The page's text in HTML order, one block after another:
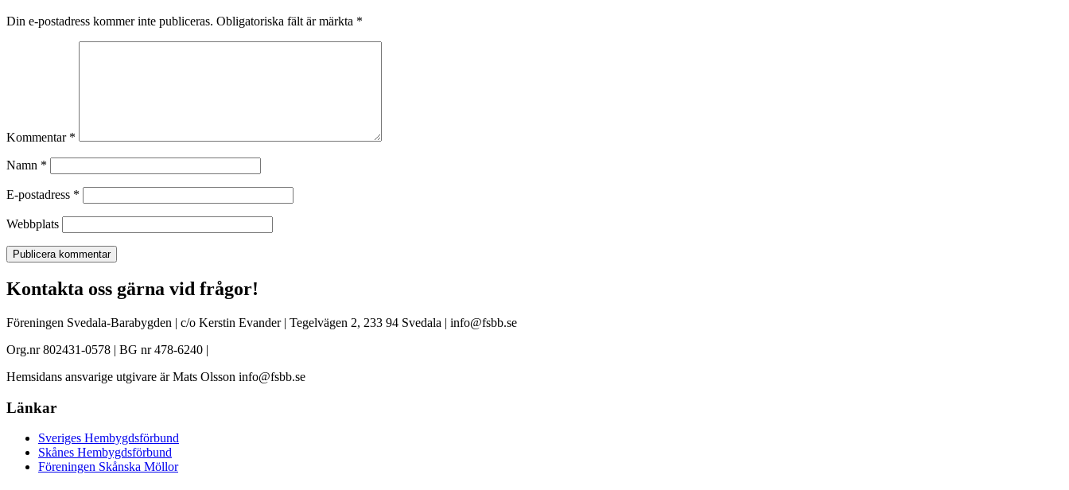
Din e-postadress kommer inte publiceras. Obligatoriska fält är märkta *
Kommentar *
Namn *
E-postadress *
Webbplats
Kontakta oss gärna vid frågor!
Föreningen Svedala-Barabygden | c/o Kerstin Evander | Tegelvägen 2, 233 94 Svedala | info@fsbb.se
Org.nr 802431-0578 | BG nr 478-6240 |
Hemsidans ansvarige utgivare är Mats Olsson info@fsbb.se
Länkar
Sveriges Hembygdsförbund
Skånes Hembygdsförbund
Föreningen Skånska Möllor